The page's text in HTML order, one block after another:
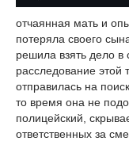
отчаянная мать и
потеряла своего
решила взять дело в
расследование
отправилась на
то время она не
полицейский,
ответственных за